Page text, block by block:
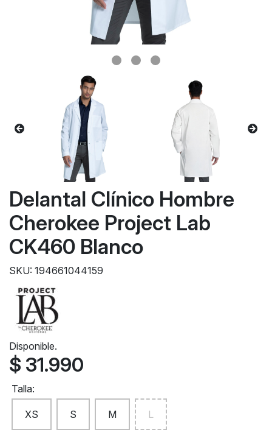
Delantal Clínico Hombre
Cherokee Project Lab
CK460 Blanco
SKU: 194661044159
Disponible.
$ 31.990
Talla:
XS S M L